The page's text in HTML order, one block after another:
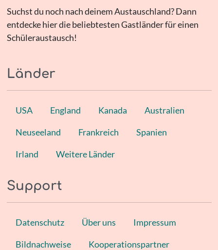
Suchst du noch nach deinem Austauschland? Dann
entdecke hier die beliebtesten Gastländer für einen
Schüleraustausch!
Länder
USA England Kanada Australien
Neuseeland Frankreich Spanien
Irland Weitere Länder
Support
Datenschutz Über uns Impressum
Bildnachweise Kooperationspartner